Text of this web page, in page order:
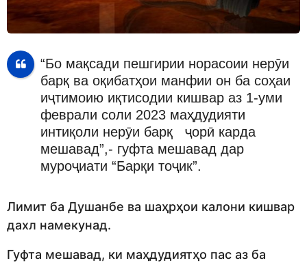
“Бо мақсади пешгирии норасоии нерӯи
барқ ва оқибатҳои манфии он ба соҳаи
иҷтимоию иқтисодии кишвар аз 1-уми
феврали соли 2023 маҳдудияти
интиқоли нерӯи барқ ҷорӣ карда
мешавад”,- гуфта мешавад дар
муроҷиати “Барқи тоҷик”.
Лимит ба Душанбе ва шаҳрҳои калони кишвар
дахл намекунад.
Гуфта мешавад, ки маҳдудиятҳо пас аз ба